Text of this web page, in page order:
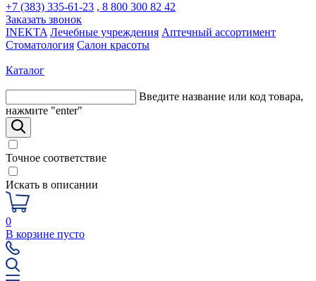
+7 (383) 335-61-23 , 8 800 300 82 42
Заказать звонок
INEKTA Лечебные учреждения Аптечный ассортимент
Стоматология Салон красоты
Каталог
Введите название или код товара,
нажмите "enter"
Точное соответствие
Искать в описании
0
В корзине пусто